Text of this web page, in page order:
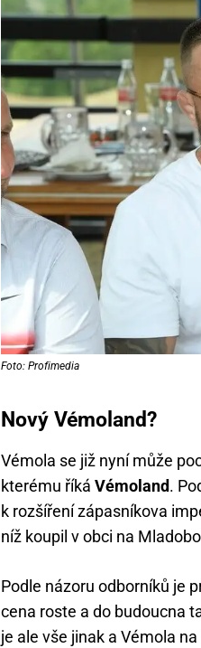
Foto: Profimedia
Nový Vémoland?
Vémola se již nyní může
kterému říká Vémoland.
k rozšíření zápasníkova
níž koupil v obci na
Podle názoru odborníků je
cena roste a do budoucna
je ale vše jinak a Vémola